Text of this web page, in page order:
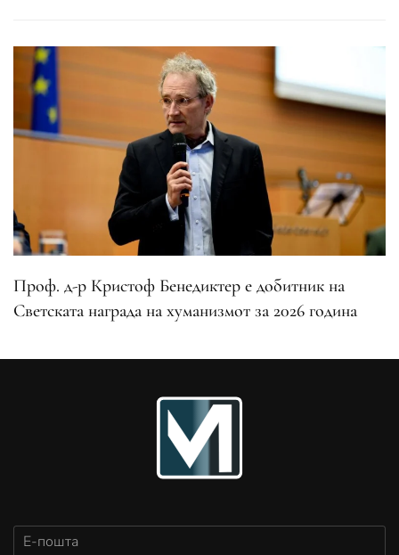
Проф. д-р Кристоф Бенедиктер е добитник на
Светската награда на хуманизмот за 2026 година